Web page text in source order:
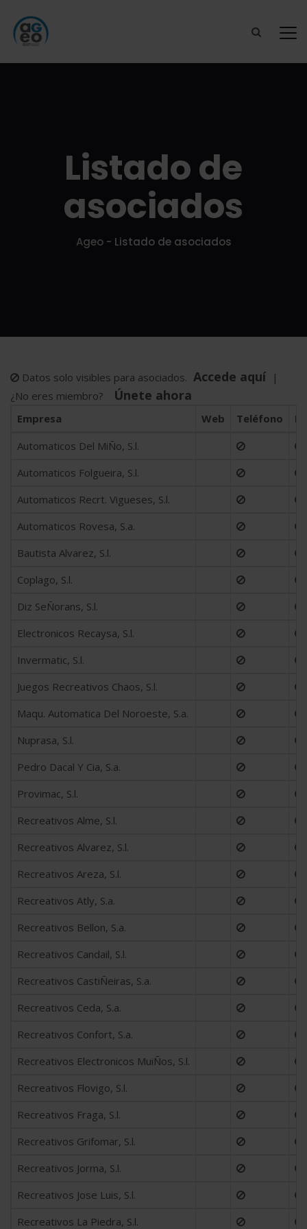
Listado de
asociados
Ageo- Listado de asociados
Datos solo visibles para asociados. Accede aquí
|
¿No eres miembro?
Únete ahora
Empresa Web Teléfono
Automaticos Del MiÑo, S.l.
Automaticos Folgueira, S.l.
Automaticos Recrt. Vigueses, S.l.
Automaticos Rovesa, S.a.
Bautista Alvarez, S.l.
Coplago, S.l.
Diz SeÑorans, S.l.
Electronicos Recaysa, S.l.
Invermatic, S.l.
Juegos Recreativos Chaos, S.l.
Maqu. Automatica Del Noroeste, S.a.
Nuprasa, S.l.
Pedro Dacal Y Cia, S.a.
Provimac, S.l.
Recreativos Alme, S.l.
Recreativos Alvarez, S.l.
Recreativos Areza, S.l.
Recreativos Atly, S.a.
Recreativos Bellon, S.a.
Recreativos Candail, S.l.
Recreativos CastiÑeiras, S.a.
Recreativos Ceda, S.a.
Recreativos Confort, S.a.
Recreativos Electronicos MuiÑos, S.l.
Recreativos Flovigo, S.l.
Recreativos Fraga, S.l.
Recreativos Grifomar, S.l.
Recreativos Jorma, S.l.
Recreativos Jose Luis, S.l.
Recreativos La Piedra, S.l.